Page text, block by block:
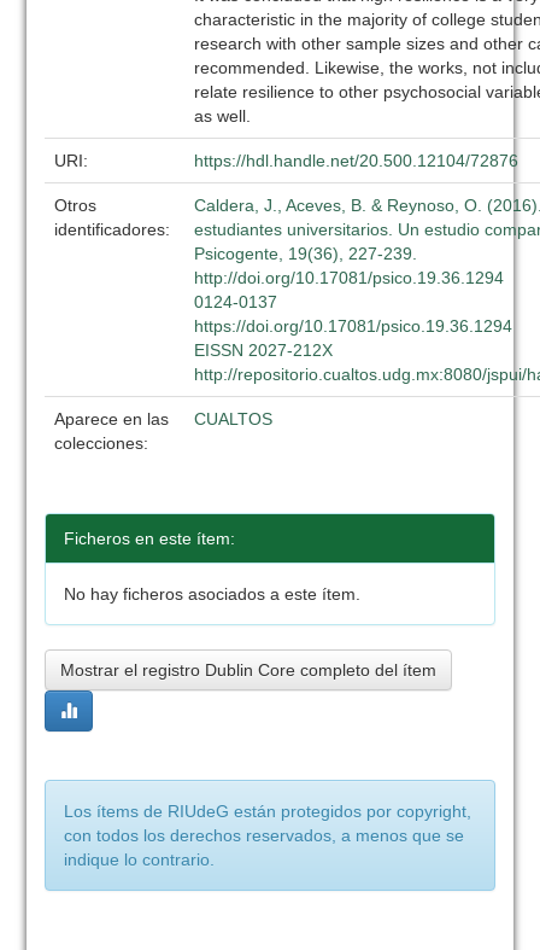
characteristic in the majority of college
research with other sample sizes and other
recommended. Likewise, the works, not
relate resilience to other psychosocial
as well.
URI: https://hdl.handle.net/20.500.12104/72876
Otros
identificadores:
Caldera, J., Aceves, B. & Reynoso, O.
estudiantes universitarios. Un estudio
Psicogente, 19(36), 227-239.
http://doi.org/10.17081/psico.19.36.1294
0124-0137
https://doi.org/10.17081/psico.19.36.1294
EISSN 2027-212X
http://repositorio.cualtos.udg.mx:8080/jspui/
Aparece en las
colecciones:
CUALTOS
Ficheros en este ítem:
No hay ficheros asociados a este ítem.
Mostrar el registro Dublin Core completo del ítem
Los ítems de RIUdeG están protegidos por copyright,
con todos los derechos reservados, a menos que se
indique lo contrario.